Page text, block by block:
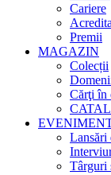
Cariere
Premii
MAGAZIN
Colecții
Cărţi în
Lansări
Târguri